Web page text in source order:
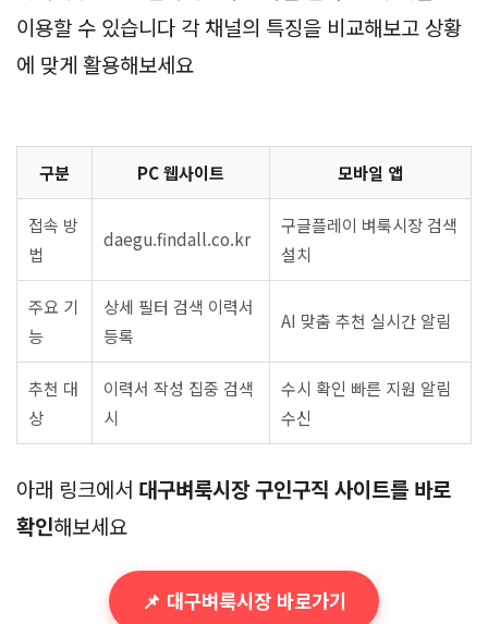
이용할 수 있습니다 각 채널의 특징을 비교해보고 상황
에 맞게 활용해보세요
구분 PC 웹사이트 모바일 앱
접속 방
법
daegu.findall.co.kr
구글플레이 벼룩시장 검색
설치
주요 기
능
상세 필터 검색 이력서
등록
AI 맞춤 추천 실시간 알림
추천 대
상
이력서 작성 집중 검색
시
수시 확인 빠른 지원 알림
수신
아래 링크에서 대구벼룩시장 구인구직 사이트를 바로
확인해보세요
📌 대구벼룩시장 바로가기